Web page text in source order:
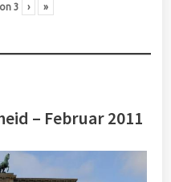
3 › »
– Februar 2011